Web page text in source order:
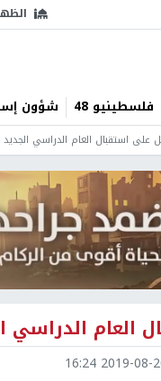
فلسطينيو 48 شؤون
على استقبال العام الدراسي الجديد
العام الدراسي
2019-08-20